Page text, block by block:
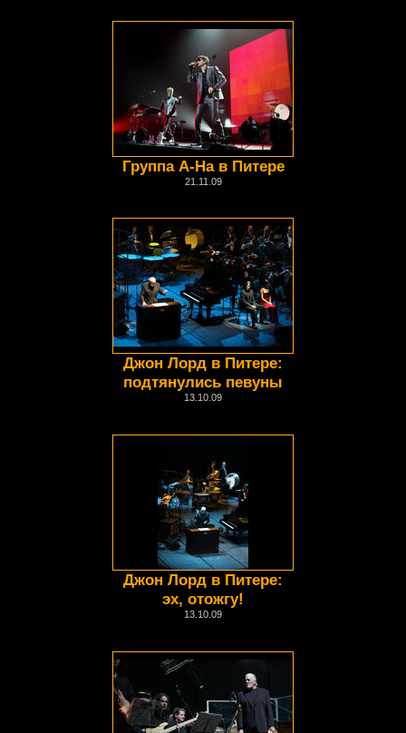
Группа А-На в Питере
21.11.09
Джон Лорд в Питере:
подтянулись певуны
13.10.09
Джон Лорд в Питере:
эх, отожгу!
13.10.09